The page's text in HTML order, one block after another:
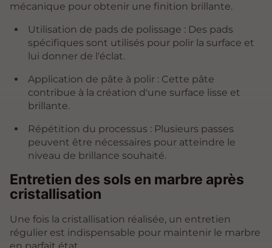
mécanique pour obtenir une finition brillante.
Utilisation de pads de polissage : Des pads
spécifiques sont utilisés pour polir la surface et
lui donner de l'éclat.
Application de pâte à polir : Cette pâte
contribue à la création d'une surface lisse et
brillante.
Répétition du processus : Plusieurs passes
peuvent être nécessaires pour atteindre le
niveau de brillance souhaité.
Entretien des sols en marbre après
cristallisation
Une fois la cristallisation réalisée, un entretien
régulier est indispensable pour maintenir le marbre